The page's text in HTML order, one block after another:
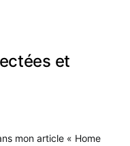
et
mon article « Home